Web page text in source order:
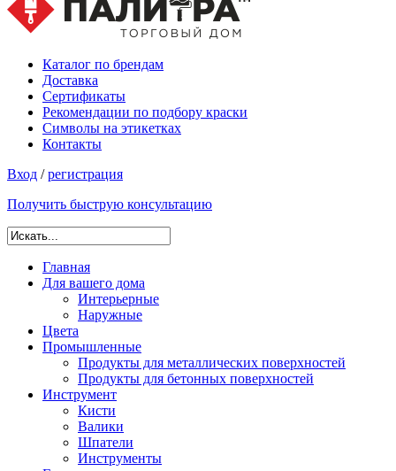
Каталог по брендам
Доставка
Сертификаты
Рекомендации по подбору краски
Символы на этикетках
Контакты
Вход /регистрация
Получить быструю консультацию
Главная
Для вашего дома
Интерьерные
Наружные
Цвета
Промышленные
Продукты для металлических поверхностей
Продукты для бетонных поверхностей
Инструмент
Кисти
Валики
Шпатели
Инструменты